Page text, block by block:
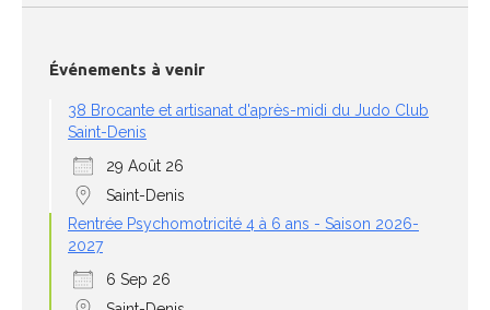
Événements à venir
38 Brocante et artisanat d'après-midi du Judo Club
Saint-Denis
29 Août 26
Saint-Denis
Rentrée Psychomotricité 4 à 6 ans - Saison 2026-
2027
6 Sep 26